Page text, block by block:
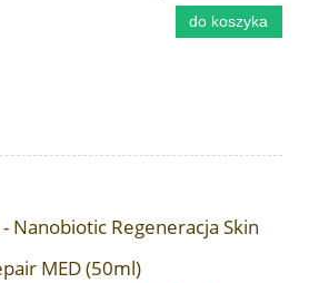
do koszyka
Nanobiotic Regeneracja Skin
MED (50ml)